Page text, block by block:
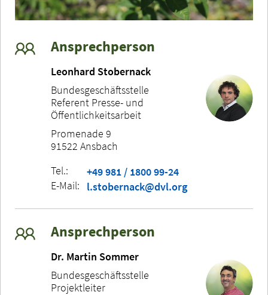
Ansprechperson
Leonhard Stobernack
Bundesgeschäftsstelle
Referent Presse- und
Öffentlichkeitsarbeit
Promenade 9
91522 Ansbach
Tel.:
+49 981 / 1800 99-24
E-Mail:
l.stobernack@dvl.org
Ansprechperson
Dr. Martin Sommer
Bundesgeschäftsstelle
Projektleiter